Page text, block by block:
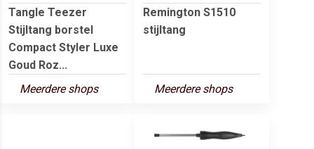
Tangle Teezer
Stijltang borstel
Compact Styler Luxe
Goud Roz...
Meerdere shops
Remington S1510
stijltang
Meerdere shops